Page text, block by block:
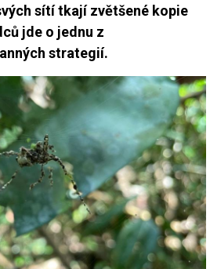
sítí tkají zvětšené kopie
jde o jednu z
strategií.